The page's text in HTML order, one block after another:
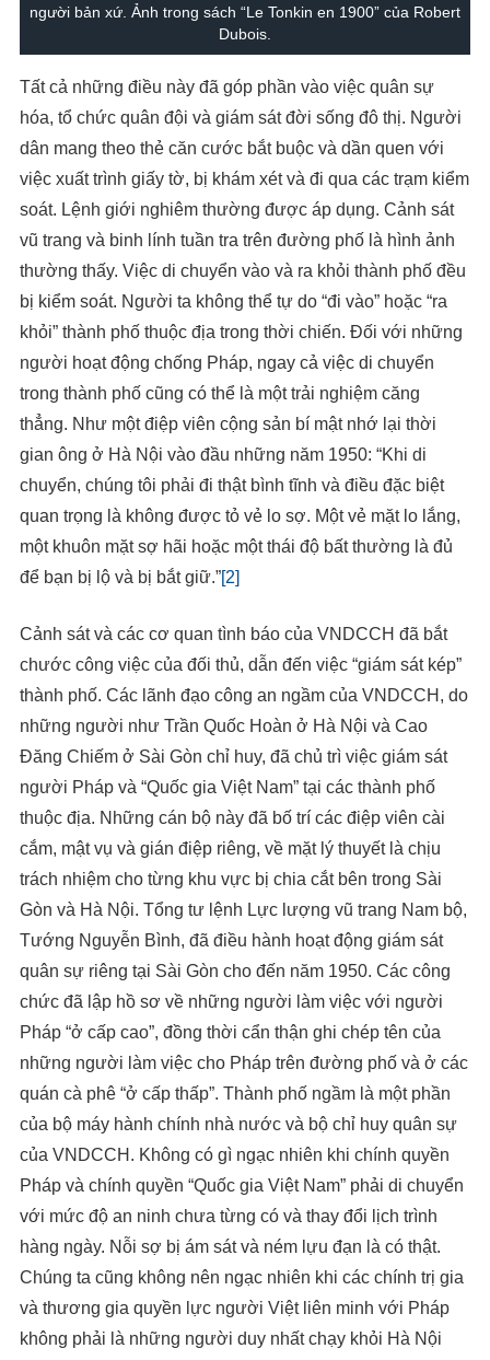
người bản xứ. Ảnh trong sách “Le Tonkin en 1900” của Robert
Dubois.
Tất cả những điều này đã góp phần vào việc quân sự
hóa, tổ chức quân đội và giám sát đời sống đô thị. Người
dân mang theo thẻ căn cước bắt buộc và dần quen với
việc xuất trình giấy tờ, bị khám xét và đi qua các trạm kiểm
soát. Lệnh giới nghiêm thường được áp dụng. Cảnh sát
vũ trang và binh lính tuần tra trên đường phố là hình ảnh
thường thấy. Việc di chuyển vào và ra khỏi thành phố đều
bị kiểm soát. Người ta không thể tự do “đi vào” hoặc “ra
khỏi” thành phố thuộc địa trong thời chiến. Đối với những
người hoạt động chống Pháp, ngay cả việc di chuyển
trong thành phố cũng có thể là một trải nghiệm căng
thẳng. Như một điệp viên cộng sản bí mật nhớ lại thời
gian ông ở Hà Nội vào đầu những năm 1950: “Khi di
chuyển, chúng tôi phải đi thật bình tĩnh và điều đặc biệt
quan trọng là không được tỏ vẻ lo sợ. Một vẻ mặt lo lắng,
một khuôn mặt sợ hãi hoặc một thái độ bất thường là đủ
để bạn bị lộ và bị bắt giữ.”[2]
Cảnh sát và các cơ quan tình báo của VNDCCH đã bắt
chước công việc của đối thủ, dẫn đến việc “giám sát kép”
thành phố. Các lãnh đạo công an ngầm của VNDCCH, do
những người như Trần Quốc Hoàn ở Hà Nội và Cao
Đăng Chiếm ở Sài Gòn chỉ huy, đã chủ trì việc giám sát
người Pháp và “Quốc gia Việt Nam” tại các thành phố
thuộc địa. Những cán bộ này đã bố trí các điệp viên cài
cắm, mật vụ và gián điệp riêng, về mặt lý thuyết là chịu
trách nhiệm cho từng khu vực bị chia cắt bên trong Sài
Gòn và Hà Nội. Tổng tư lệnh Lực lượng vũ trang Nam bộ,
Tướng Nguyễn Bình, đã điều hành hoạt động giám sát
quân sự riêng tại Sài Gòn cho đến năm 1950. Các công
chức đã lập hồ sơ về những người làm việc với người
Pháp “ở cấp cao”, đồng thời cẩn thận ghi chép tên của
những người làm việc cho Pháp trên đường phố và ở các
quán cà phê “ở cấp thấp”. Thành phố ngầm là một phần
của bộ máy hành chính nhà nước và bộ chỉ huy quân sự
của VNDCCH. Không có gì ngạc nhiên khi chính quyền
Pháp và chính quyền “Quốc gia Việt Nam” phải di chuyển
với mức độ an ninh chưa từng có và thay đổi lịch trình
hàng ngày. Nỗi sợ bị ám sát và ném lựu đạn là có thật.
Chúng ta cũng không nên ngạc nhiên khi các chính trị gia
và thương gia quyền lực người Việt liên minh với Pháp
không phải là những người duy nhất chạy khỏi Hà Nội